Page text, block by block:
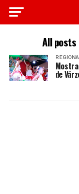
All
de